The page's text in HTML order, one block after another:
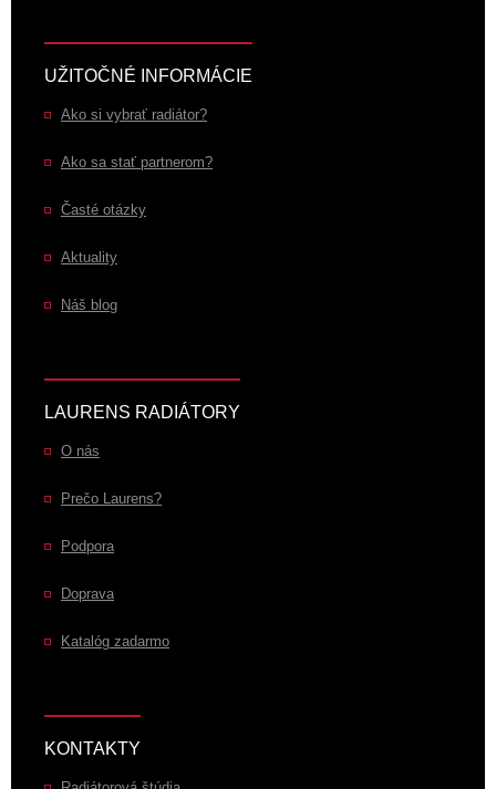
UŽITOČNÉ INFORMÁCIE
Ako si vybrať radiátor?
Ako sa stať partnerom?
Časté otázky
Aktuality
Náš blog
LAURENS RADIÁTORY
O nás
Prečo Laurens?
Podpora
Doprava
Katalóg zadarmo
KONTAKTY